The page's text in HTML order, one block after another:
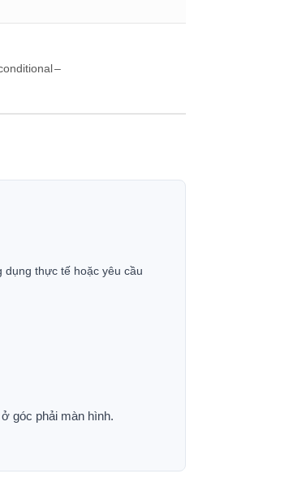
–
dụng thực tế hoặc yêu cầu
góc phải màn hình.